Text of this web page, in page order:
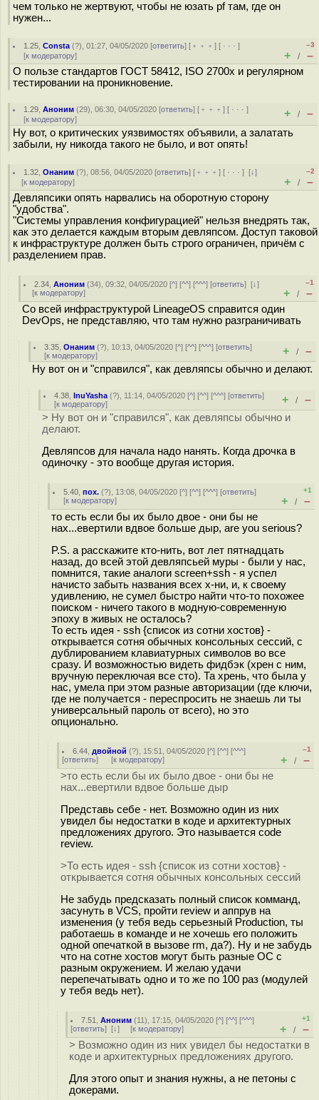
чем только не жертвуют, чтобы не юзать pf там, где он
нужен...
1.25 ,Consta (?), 01:27, 04/05/2020 [ответить] [ ﹢﹢﹢] [ · · ·]
[к модератору]
–3
+ / –
О пользе стандартов ГОСТ 58412, ISO 2700x и регулярном
тестировании на проникновение.
1.29 ,Аноним (29), 06:30, 04/05/2020 [ответить] [ ﹢﹢﹢] [ · · ·]
[к модератору] + / –
Ну вот, о критических уязвимостях объявили, а залатать
забыли, ну никогда такого не было, и вот опять!
1.32 ,Онаним (?), 08:56, 04/05/2020 [ответить] [ ﹢﹢﹢] [ · · ·][↓]
[к модератору]
–2
+ / –
Девляпсики опять нарвались на оборотную сторону
"удобства".
"Системы управления конфигурацией" нельзя внедрять так,
как это делается каждым вторым девляпсом. Доступ таковой
к инфраструктуре должен быть строго ограничен, причём с
разделением прав.
2.34 ,Аноним (34), 09:32, 04/05/2020 [^] [^^] [^^^] [ответить][↓]
[к модератору]
–1
+ / –
Со всей инфраструктурой LineageOS справится один
DevOps, не представляю, что там нужно разграничивать
3.35 ,Онаним (?), 10:13, 04/05/2020 [^] [^^] [^^^] [ответить]
[к модератору] + / –
Ну вот он и "справился", как девляпсы обычно и делают.
4.38 ,InuYasha (?), 11:14, 04/05/2020 [^] [^^] [^^^] [ответить]
[к модератору] + / –
> Ну вот он и "справился", как девляпсы обычно и
делают.
Девляпсов для начала надо нанять. Когда дрочка в
одиночку - это вообще другая история.
5.40 ,пох. (?), 13:08, 04/05/2020 [^] [^^] [^^^] [ответить]
[к модератору]
+1
+ / –
то есть если бы их было двое - они бы не
нах...евертили вдвое больше дыр, are you serious?
P.S. а расскажите кто-нить, вот лет пятнадцать
назад, до всей этой девляпсьей муры - были у нас,
помнится, такие аналоги screen+ssh - я успел
начисто забыть названия всех х-ни, и, к своему
удивлению, не сумел быстро найти что-то похожее
поиском - ничего такого в модную-современную
эпоху в живых не осталось?
То есть идея - ssh {список из сотни хостов} -
открывается сотня обычных консольных сессий, с
дублированием клавиатурных символов во все
сразу. И возможностью видеть фидбэк (хрен с ним,
вручную переключая все сто). Та хрень, что была у
нас, умела при этом разные авторизации (где ключи,
где не получается - переспросить не знаешь ли ты
универсальный пароль от всего), но это
опционально.
6.44 двойной (?), 15:51, 04/05/2020 [^] [^^] [^^^]
[ответить] [к модератору]
–1
+ / –
>то есть если бы их было двое - они бы не
нах...евертили вдвое больше дыр
Представь себе - нет. Возможно один из них
увидел бы недостатки в коде и архитектурных
предложениях другого. Это называется code
review.
>То есть идея - ssh {список из сотни хостов} -
открывается сотня обычных консольных сессий
Не забудь предсказать полный список комманд,
засунуть в VCS, пройти review и аппрув на
изменения (у тебя ведь серьезный Production, ты
работаешь в команде и не хочешь его положить
одной опечаткой в вызове rm, да?). Ну и не забудь
что на сотне хостов могут быть разные ОС с
разным окружением. И желаю удачи
перепечатывать одно и то же по 100 раз (модулей
у тебя ведь нет).
7.51 ,Аноним (11), 17:15, 04/05/2020 [^] [^^] [^^^]
[ответить] [↓] [к модератору]
+1
+ / –
> Возможно один из них увидел бы недостатки в
коде и архитектурных предложениях другого.
Для этого опыт и знания нужны, а не петоны с
докерами.